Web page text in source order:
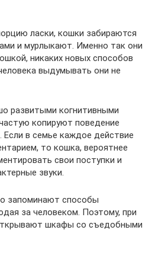
ласки, кошки забираются
и мурлыкают. Именно так они
никаких новых способов
выдумывать они не
развитыми когнитивными
копируют поведение
в семье каждое действие
то кошка, вероятнее
свои поступки и
звуки.
запоминают способы
за человеком. Поэтому, при
шкафы со съедобными